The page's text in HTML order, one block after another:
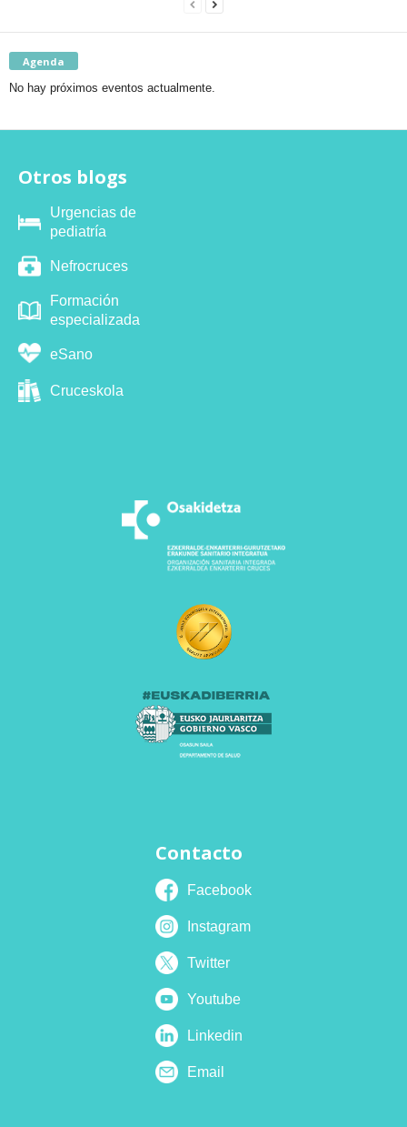
Agenda
No hay próximos eventos actualmente.
Otros blogs
Urgencias de
pediatría
Nefrocruces
Formación
especializada
eSano
Cruceskola
Contacto
Facebook
Instagram
Twitter
Youtube
Linkedin
Email